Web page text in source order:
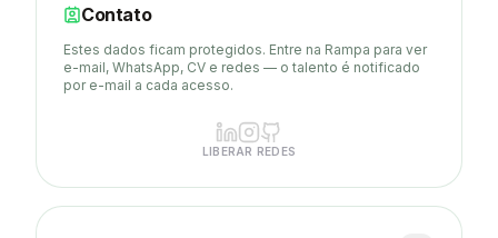
Contato
Estes dados ficam protegidos. Entre na Rampa para ver
e-mail, WhatsApp, CV e redes — o talento é notificado
por e-mail a cada acesso.
LIBERAR REDES